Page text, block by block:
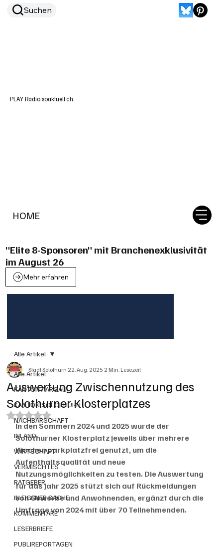
HOME
Suchen
PLAY Radio soaktuell.ch
"Elite 8-Sponsoren" mit Branchenexklusivität
im August 26
Mehr erfahren
Alle Artikel
KANTON AARGAU
KANTON SOLOTHURN
NACHBARSCHAFT
INLAND
WIRTSCHAFT
VERMISCHTES
RATGEBER
IN EIGENER SACHE
KOMMENTARE
LESERBRIEFE
PUBLIREPORTAGEN
Alle Artikel
Auswertung Zwischennutzung des
Solothurner Klosterplatzes
Stadt Solothurn22. Aug. 20252 Min. Lesezeit
Mit NaN von 5 Sternen bewertet.
In den Sommern 2024 und 2025 wurde der
Solothurner Klosterplatz jeweils über mehrere
Wochen parkplatzfrei genutzt, um die
Aufenthaltsqualität und neue
Nutzungsmöglichkeiten zu testen. Die Auswertung
für das Jahr 2025 stützt sich auf Rückmeldungen
von Gewerbe und Anwohnenden, ergänzt durch die
Umfrage von 2024 mit über 70 Teilnehmenden.